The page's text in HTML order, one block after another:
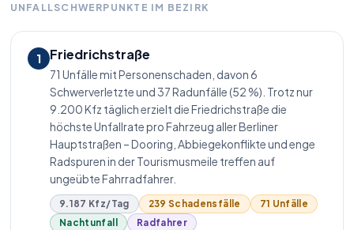
UNFALLSCHWERPUNKTE IM BEZIRK
1 Friedrichstraße
71 Unfälle mit Personenschaden, davon 6
Schwerverletzte und 37 Radunfälle (52 %). Trotz nur
9.200 Kfz täglich erzielt die Friedrichstraße die
höchste Unfallrate pro Fahrzeug aller Berliner
Hauptstraßen – Dooring, Abbiegekonflikte und enge
Radspuren in der Tourismusmeile treffen auf
ungeübte Fahrradfahrer.
9.187 Kfz/Tag 239 Schadensfälle
71 Unfälle
Nachtunfall
Radfahrer